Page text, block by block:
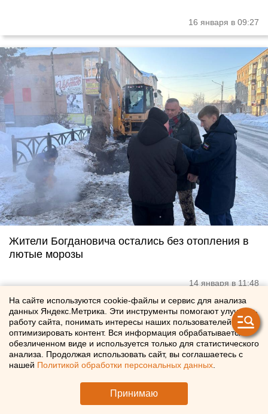
16 января в 09:27
Жители Богдановича остались без отопления в
лютые морозы
14 января в 11:48
На сайте используются cookie-файлы и сервис для анализа
данных Яндекс.Метрика. Эти инструменты помогают улучшать
работу сайта, понимать интересы наших пользователей и
оптимизировать контент. Вся информация обрабатывается в
обезличенном виде и используется только для статистического
анализа. Продолжая использовать сайт, вы соглашаетесь с
нашей Политикой обработки персональных данных
Принимаю